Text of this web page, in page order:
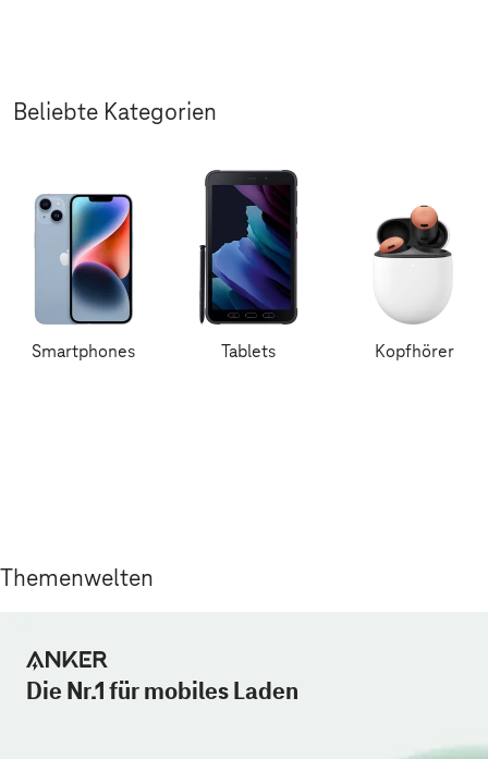
Beliebte Kategorien
Smartphones Tablets Kopfhörer
Themenwelten
Die Nr.1 für mobiles Laden